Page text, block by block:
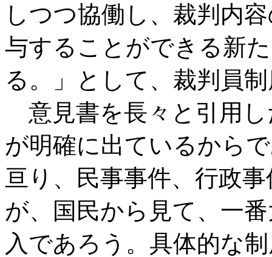
しつつ協働し、裁判内
与することができる新
る。」として、裁判員
意見書を長々と引用し
が明確に出ているから
亘り、民事事件、行政
が、国民から見て、一
入であろう。具体的な